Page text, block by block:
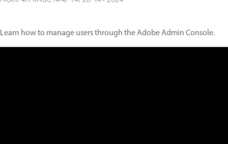
Learn how to manage users through the Adobe Admin Console.